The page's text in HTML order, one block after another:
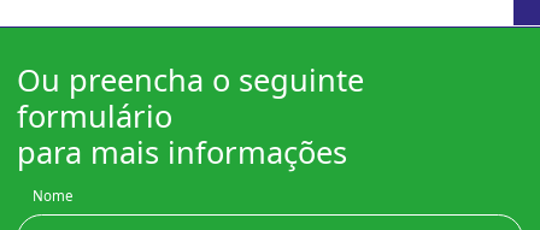
Ou preencha o seguinte
formulário
para mais informações
Nome